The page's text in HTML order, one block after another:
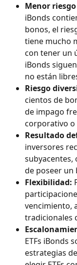
Menor
iBonds
bonos, el
tiene mucho
con tener un
iBonds
no están
Riesgo
cientos de
de impago
corporativo
Resultado
inversores
subyacentes,
de poseer un
Flexibilidad:
vencimiento,
tradicionales
ETFs iBonds
estrategias